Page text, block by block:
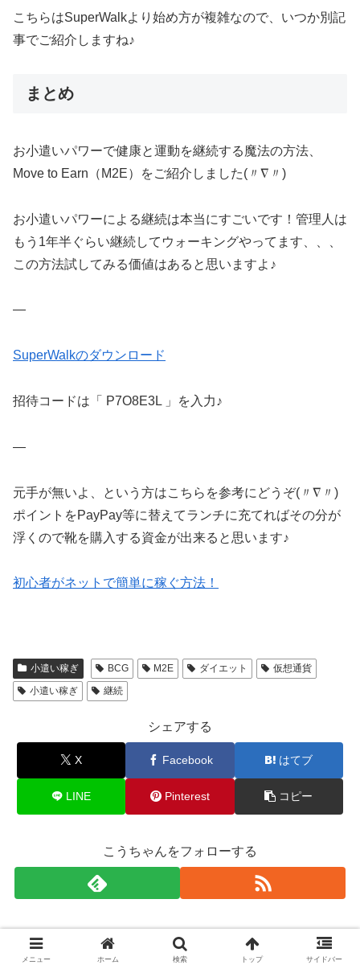
こちらはSuperWalkより始め方が複雑なので、いつか別記
事でご紹介しますね♪
まとめ
お小遣いパワーで健康と運動を継続する魔法の方法、
Move to Earn（M2E）をご紹介しました(〃∇〃)
お小遣いパワーによる継続は本当にすごいです！管理人は
もう1年半ぐらい継続してウォーキングやってます、、、
この方法試してみる価値はあると思いますよ♪
—
SuperWalkのダウンロード
招待コードは「 P7O8E3L 」を入力♪
—
元手が無いよ、という方はこちらを参考にどうぞ(〃∇〃)
ポイントをPayPay等に替えてランチに充てればその分が
浮くので靴を購入する資金が出来ると思います♪
初心者がネットで簡単に稼ぐ方法！
小遣い稼ぎ BCG M2E ダイエット
仮想通貨
小遣い稼ぎ
継続
シェアする
X Facebook はてブ
LINE Pinterest コピー
こうちゃんをフォローする
こうちゃん
メニュー ホーム 検索 トップ サイドバー